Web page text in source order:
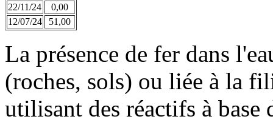
22/11/24
0,00
12/07/24
51,00
La présence de fer dans
(roches, sols) ou liée à la
utilisant des réactifs à base